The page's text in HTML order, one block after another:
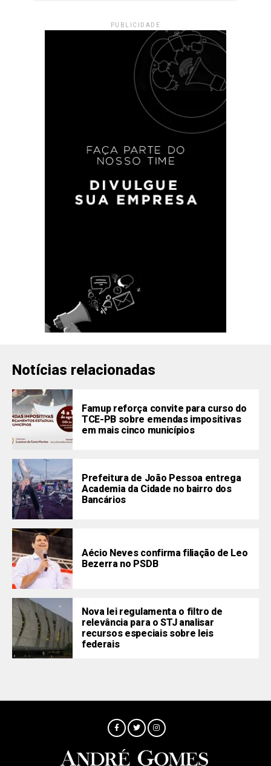
PUBLICIDADE
Notícias relacionadas
Famup reforça convite para curso do
TCE-PB sobre emendas impositivas
em mais cinco municípios
Prefeitura de João Pessoa entrega
Academia da Cidade no bairro dos
Bancários
Aécio Neves confirma filiação de Leo
Bezerra no PSDB
Nova lei regulamenta o filtro de
relevância para o STJ analisar
recursos especiais sobre leis
federais